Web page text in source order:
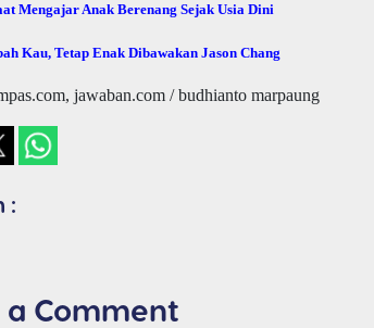
Mengajar Anak Berenang Sejak Usia Dini
Kau, Tetap Enak Dibawakan Jason Chang
jawaban.com / budhianto marpaung
:
a Comment